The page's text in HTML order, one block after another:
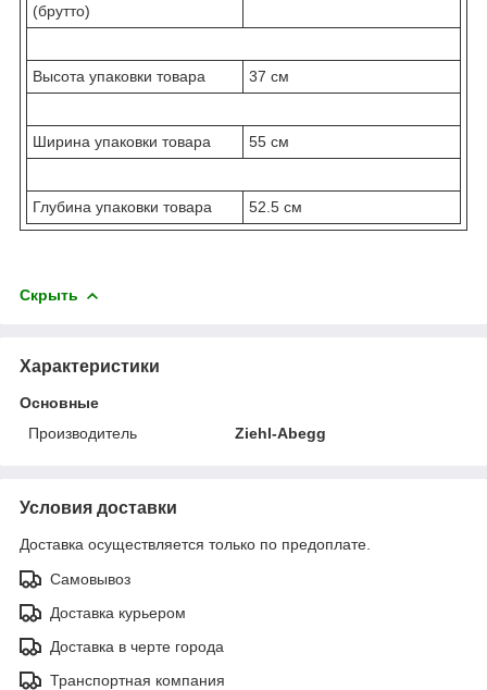
(брутто)
Высота упаковки товара 37 см
Ширина упаковки товара 55 см
Глубина упаковки товара 52.5 см
Скрыть
Характеристики
Основные
Производитель
Ziehl-Abegg
Условия доставки
Доставка осуществляется только по предоплате.
Самовывоз
Доставка курьером
Доставка в черте города
Транспортная компания